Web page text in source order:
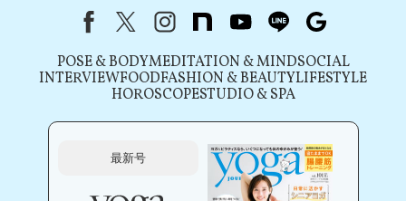
FacebookX（旧Twitter）
instagram
note youtubeline
POSE & BODYMEDITATION & MINDSOCIAL
INTERVIEWFOODFASHION & BEAUTYLIFESTYLE
HOROSCOPESTUDIO & SPA
最新号